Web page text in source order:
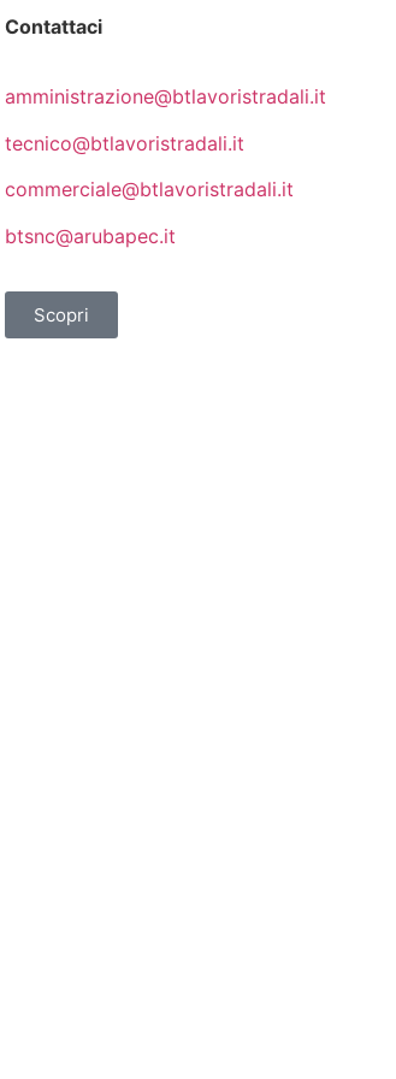
Contattaci
amministrazione@btlavoristradali.it
tecnico@btlavoristradali.it
commerciale@btlavoristradali.it
btsnc@arubapec.it
Scopri